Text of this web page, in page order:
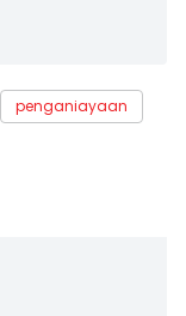
penganiayaan